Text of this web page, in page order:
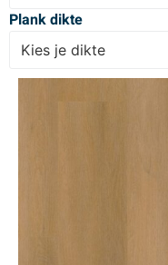
Plank dikte
Kies je dikte